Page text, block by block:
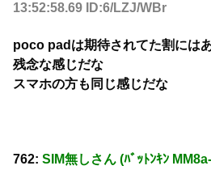
13:52:58.69 ID:6/LZJ/WBr
poco padは期待されてた割には
残念な感じだな
スマホの方も同じ感じだな
762: SIM無しさん (ﾊﾞｯﾄﾝｷﾝ